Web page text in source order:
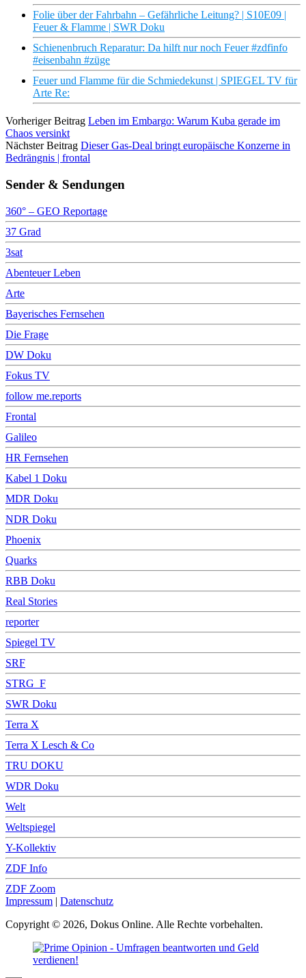
Folie über der Fahrbahn – Gefährliche Leitung? | S10E09 |
Feuer & Flamme | SWR Doku
Schienenbruch Reparatur: Da hilft nur noch Feuer #zdfinfo
#eisenbahn #züge
Feuer und Flamme für die Schmiedekunst | SPIEGEL TV für
Arte Re:
Vorheriger Beitrag Leben im Embargo: Warum Kuba gerade im
Chaos versinkt
Nächster Beitrag Dieser Gas-Deal bringt europäische Konzerne in
Bedrängnis | frontal
Sender & Sendungen
360° – GEO Reportage
37 Grad
3sat
Abenteuer Leben
Arte
Bayerisches Fernsehen
Die Frage
DW Doku
Fokus TV
follow me.reports
Frontal
Galileo
HR Fernsehen
Kabel 1 Doku
MDR Doku
NDR Doku
Phoenix
Quarks
RBB Doku
Real Stories
reporter
Spiegel TV
SRF
STRG_F
SWR Doku
Terra X
Terra X Lesch & Co
TRU DOKU
WDR Doku
Welt
Weltspiegel
Y-Kollektiv
ZDF Info
ZDF Zoom
Impressum | Datenschutz
Copyright © 2026, Dokus Online. Alle Rechte vorbehalten.